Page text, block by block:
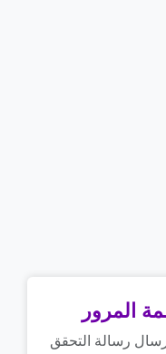
المرور
رسالة التحقق